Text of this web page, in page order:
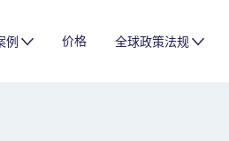
例 价格 全球政策法规